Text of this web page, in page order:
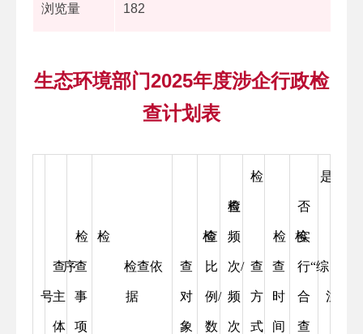
浏览量 182
生态环境部门2025年度涉企行政检
查计划表
序
号
检
查
主
体
检
查
事
项
检查依
据
检
查
对
象
检
查
比
例/
数
检
查
频
次/
频
次
检
查
方
式
检
查
时
间
是
否
实
行“综
合
查
注